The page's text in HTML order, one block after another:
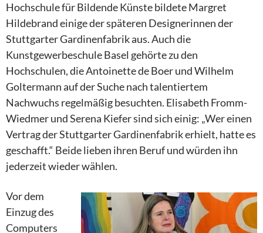
Hochschule für Bildende Künste bildete Margret
Hildebrand einige der späteren Designerinnen der
Stuttgarter Gardinenfabrik aus. Auch die
Kunstgewerbeschule Basel gehörte zu den
Hochschulen, die Antoinette de Boer und Wilhelm
Goltermann auf der Suche nach talentiertem
Nachwuchs regelmäßig besuchten. Elisabeth Fromm-
Wiedmer und Serena Kiefer sind sich einig: „Wer einen
Vertrag der Stuttgarter Gardinenfabrik erhielt, hatte es
geschafft.“ Beide lieben ihren Beruf und würden ihn
jederzeit wieder wählen.
Vor dem
Einzug des
Computers